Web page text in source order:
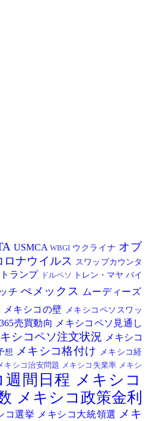
USMCAWBGI ウクライナ オブ
ロナウイルス スワップカウンタ
トランプ ドルペソ トレン・マヤバイ
チぺメックス ムーディーズ
メキシコの壁 メキシコペソスワッ
売買動向 メキシコペソ見通し
シコペソ注文状況 メキシコ
想 メキシコ格付け メキシコ経
キシコ治安問題 メキシコ失業率 メキシ
週間日程 メキシコ
メキシコ政策金利
コ選挙 メキシコ大統領選 メキ